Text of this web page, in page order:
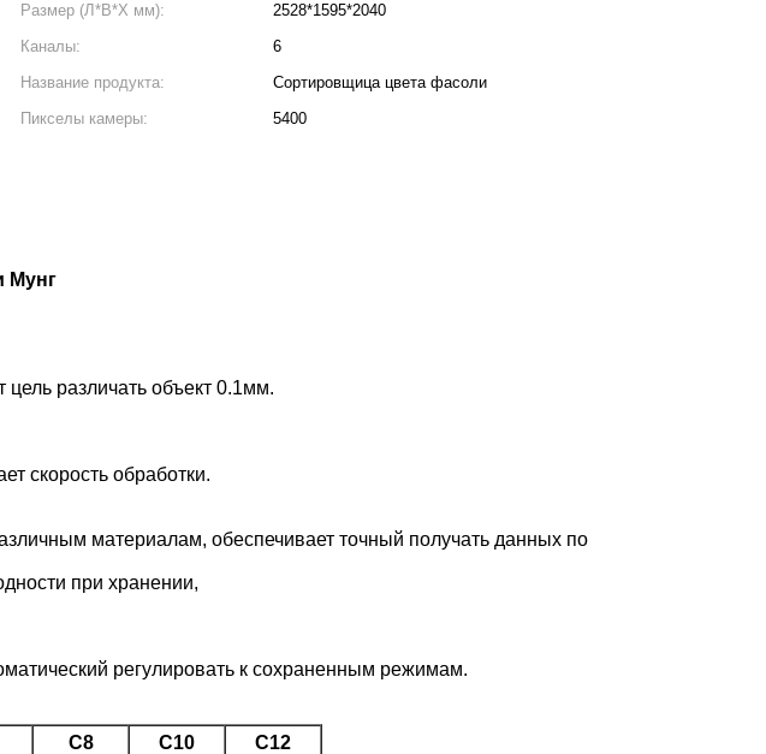
Размер (Л*В*Х мм):
2528*1595*2040
Каналы:
6
Название продукта:
Сортировщица цвета фасоли
Пикселы камеры:
5400
Мунг
различать объект 0.1мм.
скорость обработки.
материалам, обеспечивает точный получать данных по
при хранении,
регулировать к сохраненным режимам.
С8 С10
С12